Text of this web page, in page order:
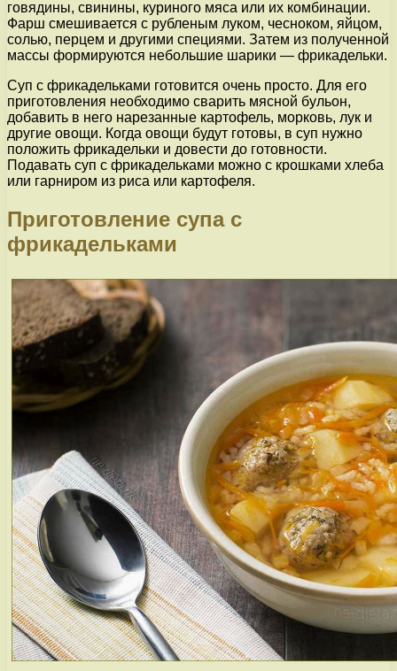
говядины, свинины, куриного мяса или их комбинации.
Фарш смешивается с рубленым луком, чесноком, яйцом,
солью, перцем и другими специями. Затем из полученной
массы формируются небольшие шарики — фрикадельки.
Суп с фрикадельками готовится очень просто. Для его
приготовления необходимо сварить мясной бульон,
добавить в него нарезанные картофель, морковь, лук и
другие овощи. Когда овощи будут готовы, в суп нужно
положить фрикадельки и довести до готовности.
Подавать суп с фрикадельками можно с крошками хлеба
или гарниром из риса или картофеля.
Приготовление супа с
фрикадельками